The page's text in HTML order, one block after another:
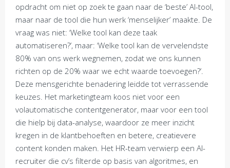
opdracht om niet op zoek te gaan naar de ‘beste’ AI-tool,
maar naar de tool die hun werk ‘menselijker’ maakte. De
vraag was niet: ‘Welke tool kan deze taak
automatiseren?’, maar: ‘Welke tool kan de vervelendste
80% van ons werk wegnemen, zodat we ons kunnen
richten op de 20% waar we echt waarde toevoegen?’.
Deze mensgerichte benadering leidde tot verrassende
keuzes. Het marketingteam koos niet voor een
volautomatische contentgenerator, maar voor een tool
die hielp bij data-analyse, waardoor ze meer inzicht
kregen in de klantbehoeften en betere, creatievere
content konden maken. Het HR-team verwierp een AI-
recruiter die cv’s filterde op basis van algoritmes, en